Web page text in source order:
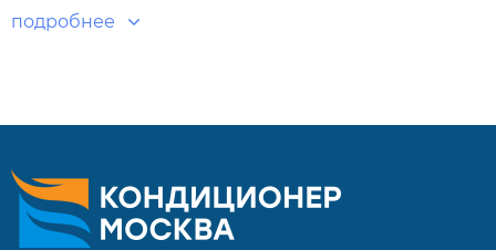
позволяет подключить кондиционер к системе «умного
Сверхтихая работа при максимуме комфорта.
Инновационная технология самоочистки.
подробнее